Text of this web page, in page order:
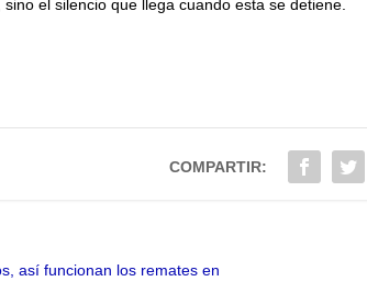
sino el silencio que llega cuando esta se detiene.
COMPARTIR:
así funcionan los remates en